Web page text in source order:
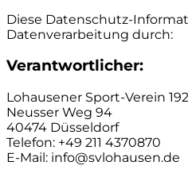
Diese Datenschutz-
Datenverarbeitung durch:
Verantwortlicher:
Lohausener Sport-Verein
Neusser Weg 94
40474 Düsseldorf
Telefon: +49 211 4370870
E-Mail: info@svlohausen.de